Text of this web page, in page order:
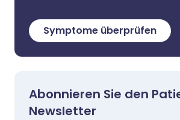
Symptome überprüfen
Abonnieren Sie den
Newsletter